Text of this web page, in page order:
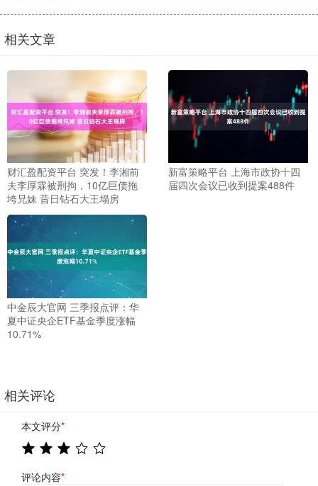
相关文章
财汇盈配资平台 突发！李湘前
夫李厚霖被刑拘，10亿巨债拖
垮兄妹 昔日钻石大王塌房
新富策略平台 上海市政协十四
届四次会议已收到提案488件
中金辰大官网 三季报点评：华
夏中证央企ETF基金季度涨幅
10.71%
相关评论
本文评分*
评论内容*